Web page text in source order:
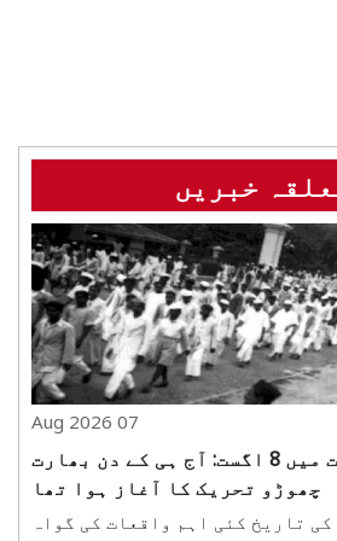
خبریں
07 Aug 2026
تاریخ کے صفحات میں 8 اگست: آج ہی کے دن بھارت
چھوڑو تحریک کا آغاز ہوا تھا
میں 8 اگست کی تاریخ کئی اہم واقعات کی گواہ